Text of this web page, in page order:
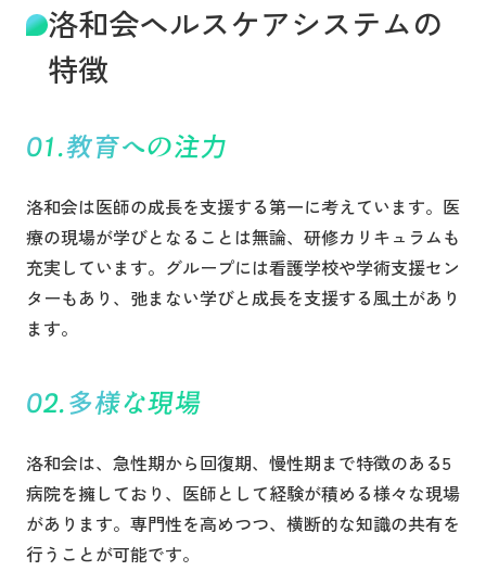
洛和会ヘルスケアシステムの
特徴
教育への注力
洛和会は医師の成長を支援する第一に考えています。医
療の現場が学びとなることは無論、研修カリキュラムも
充実しています。グループには看護学校や学術支援セン
ターもあり、弛まない学びと成長を支援する風土があり
ます。
多様な現場
洛和会は、急性期から回復期、慢性期まで特徴のある5
病院を擁しており、医師として経験が積める様々な現場
があります。専門性を高めつつ、横断的な知識の共有を
行うことが可能です。